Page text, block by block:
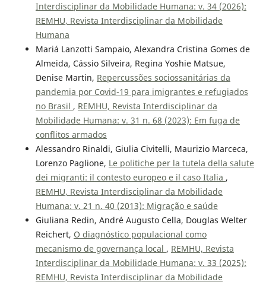
Interdisciplinar da Mobilidade Humana: v. 34 (2026):
REMHU, Revista Interdisciplinar da Mobilidade
Humana
Mariá Lanzotti Sampaio, Alexandra Cristina Gomes de
Almeida, Cássio Silveira, Regina Yoshie Matsue,
Denise Martin, Repercussões sociossanitárias da
pandemia por Covid-19 para imigrantes e refugiados
no Brasil , REMHU, Revista Interdisciplinar da
Mobilidade Humana: v. 31 n. 68 (2023): Em fuga de
conflitos armados
Alessandro Rinaldi, Giulia Civitelli, Maurizio Marceca,
Lorenzo Paglione, Le politiche per la tutela della salute
dei migranti: il contesto europeo e il caso Italia ,
REMHU, Revista Interdisciplinar da Mobilidade
Humana: v. 21 n. 40 (2013): Migração e saúde
Giuliana Redin, André Augusto Cella, Douglas Welter
Reichert, O diagnóstico populacional como
mecanismo de governança local , REMHU, Revista
Interdisciplinar da Mobilidade Humana: v. 33 (2025):
REMHU, Revista Interdisciplinar da Mobilidade